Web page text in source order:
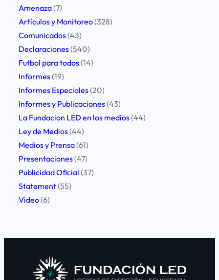
d
o
t
g
s
n
l
Amenaza(7)
Artículos y Monitoreo(328)
Comunicados(43)
Declaraciones(540)
Futbol para todos(14)
Informes(19)
Informes Especiales(20)
Informes y Publicaciones(43)
La Fundacion LED en los medios(44)
Ley de Medios(44)
Medios y Prensa(61)
Presentaciones(47)
Publicidad Oficial (37)
Statement(55)
Video(6)